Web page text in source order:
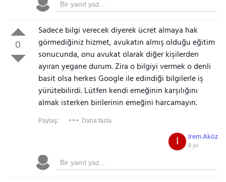
0
Sadece bilgi verecek diyerek ücret almaya hak
görmediğiniz hizmet, avukatın almış olduğu eğitim
sonucunda, onu avukat olarak diğer kişilerden
ayıran yegane durum. Zira o bilgiyi vermek o denli
basit olsa herkes Google ile edindiği bilgilerle iş
yürütebilirdi. Lütfen kendi emeğinin karşılığını
almak isterken birilerinin emeğini harcamayın.
Paylaş: Daha fazla
Irem Aköz
8 yıl
I